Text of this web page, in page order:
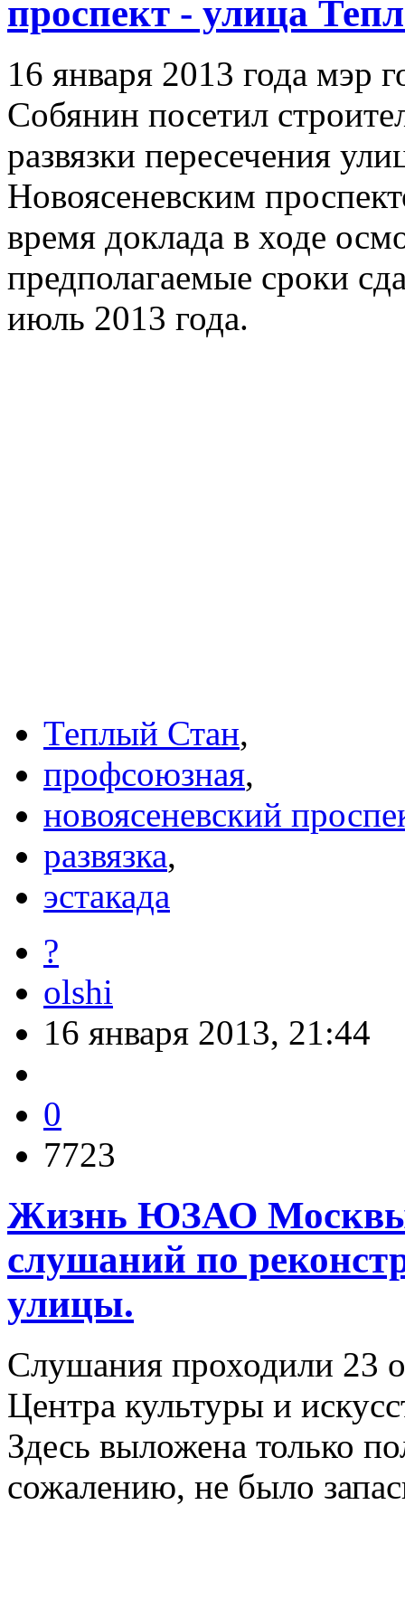
проспект - улица
16 января 2013 года мэр
Собянин посетил
развязки пересечения
Новоясеневским
время доклада в ходе
предполагаемые сроки
июль 2013 года.
Теплый Стан,
профсоюзная,
новоясеневский
развязка,
эстакада
?
olshi
16 января 2013, 21:44
0
7723
Жизнь ЮЗАО
слушаний по
улицы.
Слушания проходили 23
Центра культуры и
Здесь выложена только
сожалению, не было